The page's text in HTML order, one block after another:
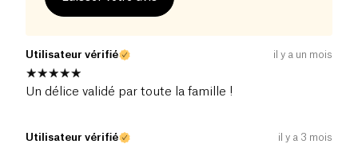
Utilisateur vérifié il y a un mois
Un délice validé par toute la famille !
Utilisateur vérifié il y a 3 mois